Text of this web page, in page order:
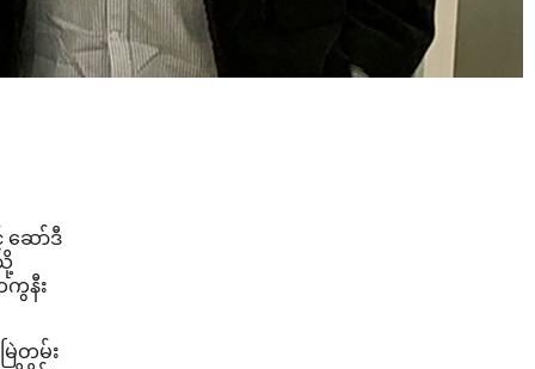
ဆော်ဒီ
နီး
ြဲတမ်း